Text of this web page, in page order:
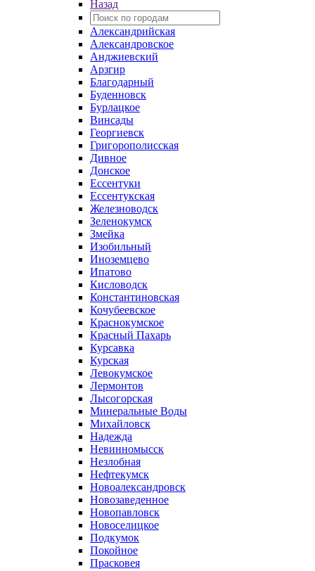
Назад
Александрийская
Александровское
Анджиевский
Арзгир
Благодарный
Буденновск
Бурлацкое
Винсады
Георгиевск
Григорополисская
Дивное
Донское
Ессентуки
Ессентукская
Железноводск
Зеленокумск
Змейка
Изобильный
Иноземцево
Ипатово
Кисловодск
Константиновская
Кочубеевское
Краснокумское
Красный Пахарь
Курсавка
Курская
Левокумское
Лермонтов
Лысогорская
Минеральные Воды
Михайловск
Надежда
Невинномысск
Незлобная
Нефтекумск
Новоалександровск
Новозаведенное
Новопавловск
Новоселицкое
Подкумок
Покойное
Прасковея